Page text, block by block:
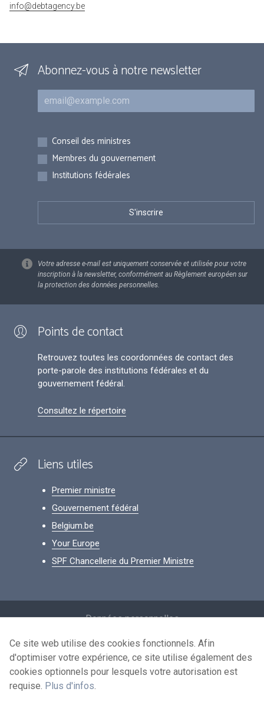
info@debtagency.be
Abonnez-vous à notre newsletter
Courriel
Inscriptions
Conseil des ministres
Membres du gouvernement
Institutions fédérales
Votre adresse e-mail est uniquement conservée et utilisée pour votre
inscription à la newsletter, conformément au Règlement européen sur
la protection des données personnelles.
Points de contact
Retrouvez toutes les coordonnées de contact des
porte-parole des institutions fédérales et du
gouvernement fédéral.
Consultez le répertoire
Liens utiles
Premier ministre
Gouvernement fédéral
Belgium.be
Your Europe
SPF Chancellerie du Premier Ministre
Données personnelles
Conditions de réutilisation
Contactez-nous
Ce site web utilise des cookies fonctionnels. Afin
d'optimiser votre expérience, ce site utilise également des
cookies optionnels pour lesquels votre autorisation est
requise. Plus d'infos.